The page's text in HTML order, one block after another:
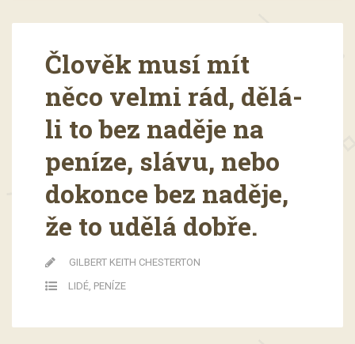
Člověk musí mít
něco velmi rád, dělá-
li to bez naděje na
peníze, slávu, nebo
dokonce bez naděje,
že to udělá dobře.
GILBERT KEITH CHESTERTON
LIDÉ, PENÍZE